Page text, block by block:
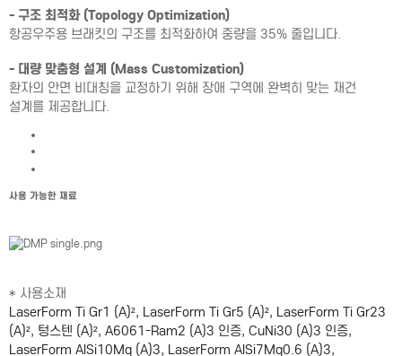
- 구조 최적화 (Topology Optimization)
항공우주용 브래킷의 구조를 최적화하여 중량을 35% 줄입니다.
- 대량 맞춤형 설계 (Mass Customization)
환자의 안면 비대칭을 교정하기 위해 장애 구역에 완벽히 맞는 재건
설계를 제공합니다.
사용 가능한 재료
* 사용소재
LaserForm Ti Gr1 (A)², LaserForm Ti Gr5 (A)², LaserForm Ti Gr23
(A)², 텅스텐 (A)², A6061-Ram2 (A)3 인증, CuNi30 (A)3 인증,
LaserForm AlSi10Mg (A)3, LaserForm AlSi7Mg0.6 (A)3,